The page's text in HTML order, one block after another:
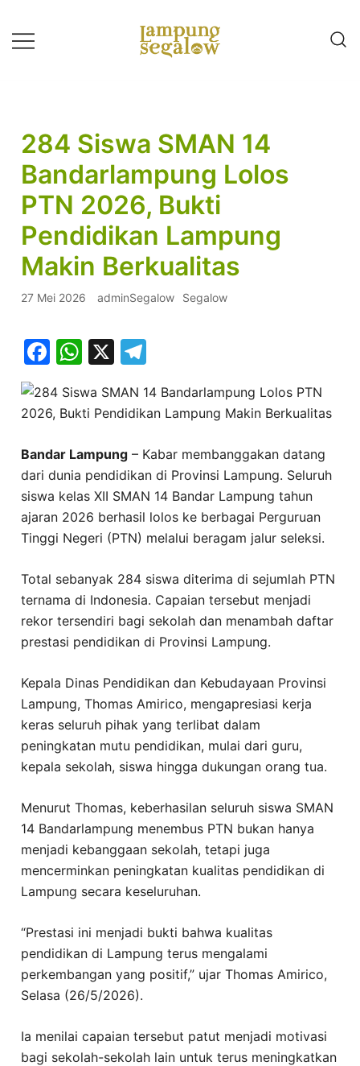
ke
konten
284 Siswa SMAN 14
Bandarlampung Lolos
PTN 2026, Bukti
Pendidikan Lampung
Makin Berkualitas
27 Mei 2026 adminSegalow Segalow
Facebook
WhatsApp
X
Bandar Lampung – Kabar membanggakan datang
dari dunia pendidikan di Provinsi Lampung. Seluruh
siswa kelas XII SMAN 14 Bandar Lampung tahun
ajaran 2026 berhasil lolos ke berbagai Perguruan
Tinggi Negeri (PTN) melalui beragam jalur seleksi.
Total sebanyak 284 siswa diterima di sejumlah PTN
ternama di Indonesia. Capaian tersebut menjadi
rekor tersendiri bagi sekolah dan menambah daftar
prestasi pendidikan di Provinsi Lampung.
Kepala Dinas Pendidikan dan Kebudayaan Provinsi
Lampung, Thomas Amirico, mengapresiasi kerja
keras seluruh pihak yang terlibat dalam
peningkatan mutu pendidikan, mulai dari guru,
kepala sekolah, siswa hingga dukungan orang tua.
Menurut Thomas, keberhasilan seluruh siswa SMAN
14 Bandarlampung menembus PTN bukan hanya
menjadi kebanggaan sekolah, tetapi juga
mencerminkan peningkatan kualitas pendidikan di
Lampung secara keseluruhan.
“Prestasi ini menjadi bukti bahwa kualitas
pendidikan di Lampung terus mengalami
perkembangan yang positif,” ujar Thomas Amirico,
Selasa (26/5/2026).
Ia menilai capaian tersebut patut menjadi motivasi
bagi sekolah-sekolah lain untuk terus meningkatkan